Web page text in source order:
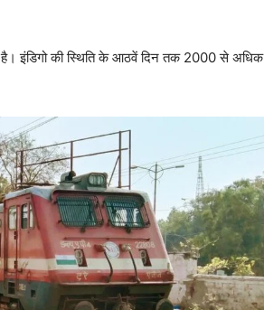
है। इंडिगो की स्थिति के आठवें दिन तक 2000 से अधिक